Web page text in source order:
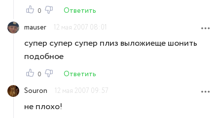
0
Ответить
mauser
12 мая 2007 08:01
супер супер супер плиз выложиеще шонить
подобное
0
Ответить
Souron
12 мая 2007 09:57
не плохо!